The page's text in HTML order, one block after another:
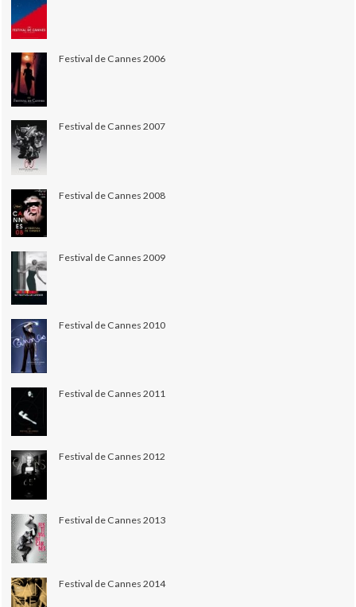
Festival de Cannes 2006
Festival de Cannes 2007
Festival de Cannes 2008
Festival de Cannes 2009
Festival de Cannes 2010
Festival de Cannes 2011
Festival de Cannes 2012
Festival de Cannes 2013
Festival de Cannes 2014